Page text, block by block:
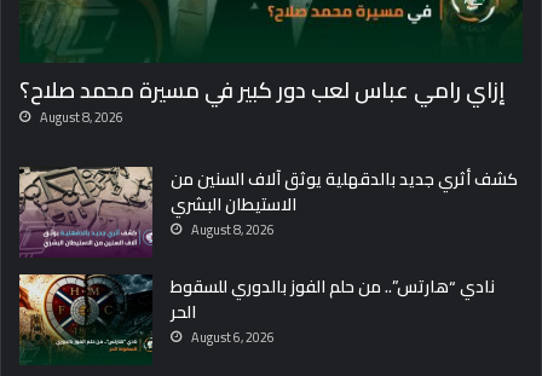
إزاي رامي عباس لعب دور كبير في مسيرة محمد صلاح؟
August 8, 2026
كشف أثري جديد بالدقهلية يوثق آلاف السنين من
الاستيطان البشري
August 8, 2026
نادي “هارتس”.. من حلم الفوز بالدوري للسقوط
الحر
August 6, 2026